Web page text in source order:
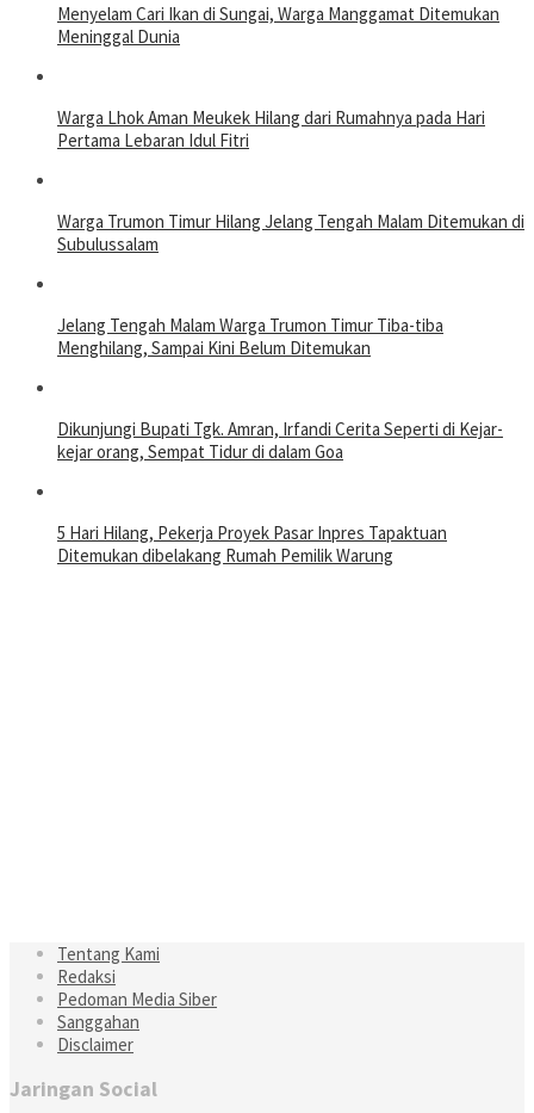
Menyelam Cari Ikan di Sungai, Warga Manggamat Ditemukan
Meninggal Dunia
Warga Lhok Aman Meukek Hilang dari Rumahnya pada Hari
Pertama Lebaran Idul Fitri
Warga Trumon Timur Hilang Jelang Tengah Malam Ditemukan di
Subulussalam
Jelang Tengah Malam Warga Trumon Timur Tiba-tiba
Menghilang, Sampai Kini Belum Ditemukan
Dikunjungi Bupati Tgk. Amran, Irfandi Cerita Seperti di Kejar-
kejar orang, Sempat Tidur di dalam Goa
5 Hari Hilang, Pekerja Proyek Pasar Inpres Tapaktuan
Ditemukan dibelakang Rumah Pemilik Warung
Tentang Kami
Redaksi
Pedoman Media Siber
Sanggahan
Disclaimer
Jaringan Social